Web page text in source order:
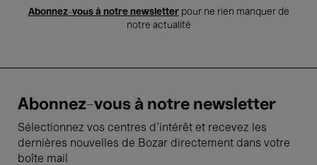
Abonnez-vous à notre newsletterpour ne rien manquer de
notre actualité
Abonnez-vous à notre newsletter
Sélectionnez vos centres d'intérêt et recevez les
dernières nouvelles de Bozar directement dans votre
boîte mail